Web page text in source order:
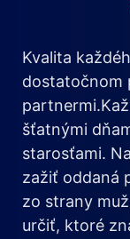
Kvalita
dostatočnom
šťatnými
starosťami.
zažiť oddaná
zo strany
určiť, ktoré